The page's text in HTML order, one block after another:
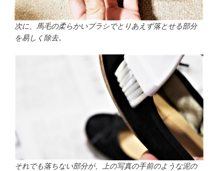
次に、馬毛の柔らかいブラシでとりあえず落とせる部分
を易しく除去。
それでも落ちない部分が、上の写真の手前のような泥の